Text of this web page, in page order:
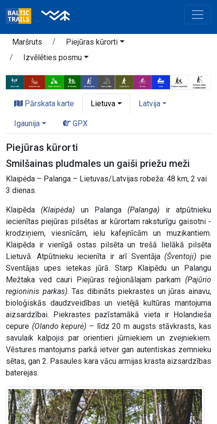
Maršruts
Piejūras kūrorti
Izvēlēties posmu
Pārskata karte Lietuva Latvija
Igaunija GPX
Piejūras kūrorti
Smilšainas pludmales un gaiši priežu meži
Klaipėda – Palanga – Lietuvas/Latvijas robeža: 48 km, 2 vai
3 dienas.
Klaipēda (Klaipėda) un Palanga (Palanga) ir atpūtnieku
iecienītas piejūras pilsētas ar kūrortam raksturīgu gaisotni -
krodziņiem, viesnīcām, ielu kafejnīcām un muzikantiem.
Klaipēda ir vienīgā ostas pilsēta un trešā lielākā pilsēta
Lietuvā. Atpūtnieku iecienīta ir arī Sventāja (Šventoji) pie
Sventājas upes ietekas jūrā. Starp Klaipēdu un Palangu
Mežtaka ved cauri Piejūras reģionālajam parkam (Pajūrio
regioninis parkas). Tas dibināts piekrastes un jūras ainavu,
bioloģiskās daudzveidības un vietējā kultūras mantojuma
aizsardzībai. Piekrastes pazīstamākā vieta ir Holandieša
cepure (Olando kepurė) – līdz 20 m augsts stāvkrasts, kas
savulaik kalpojis par orientieri jūrniekiem un zvejniekiem.
Vēstures mantojums parkā ietver gan autentiskas zemnieku
sētas, gan 2. Pasaules kara vācu armijas krasta aizsardzības
baterejas.